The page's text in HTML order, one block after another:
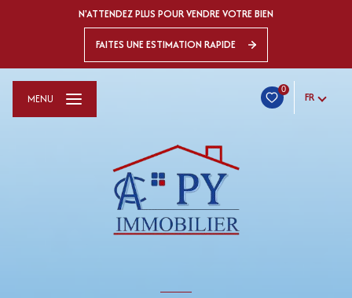
N'ATTENDEZ PLUS POUR VENDRE VOTRE BIEN
FAITES UNE ESTIMATION RAPIDE
0
FR
MENU